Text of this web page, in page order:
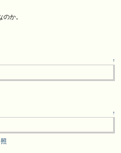
か。
↑
↑